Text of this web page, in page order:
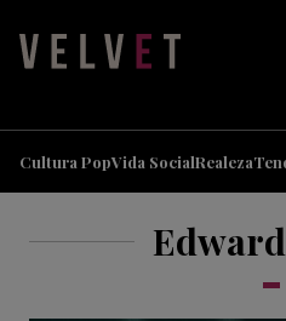
Cultura PopVida SocialRealeza